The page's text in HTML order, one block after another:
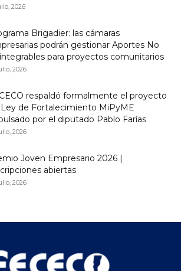
2026
Brigadier: las cámaras
podrán gestionar Aportes No
para proyectos comunitarios
2026
respaldó formalmente el proyecto
de Fortalecimiento MiPyME
por el diputado Pablo Farías
2026
Joven Empresario 2026 |
abiertas
2026